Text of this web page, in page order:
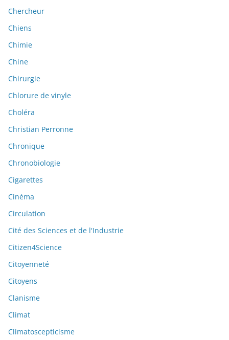
Chercheur
Chiens
Chimie
Chine
Chirurgie
Chlorure de vinyle
Choléra
Christian Perronne
Chronique
Chronobiologie
Cigarettes
Cinéma
Circulation
Cité des Sciences et de l'Industrie
Citizen4Science
Citoyenneté
Citoyens
Clanisme
Climat
Climatoscepticisme